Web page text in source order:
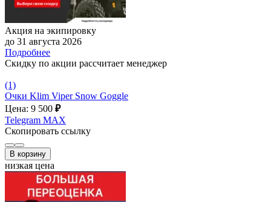
Акция на экипировку
до 31 августа 2026
Подробнее
Скидку по акции рассчитает менеджер
(1)
Очки Klim Viper Snow Goggle
Цена: 9 500 ₽
Telegram MAX
Скопировать ссылку
В корзину
низкая цена